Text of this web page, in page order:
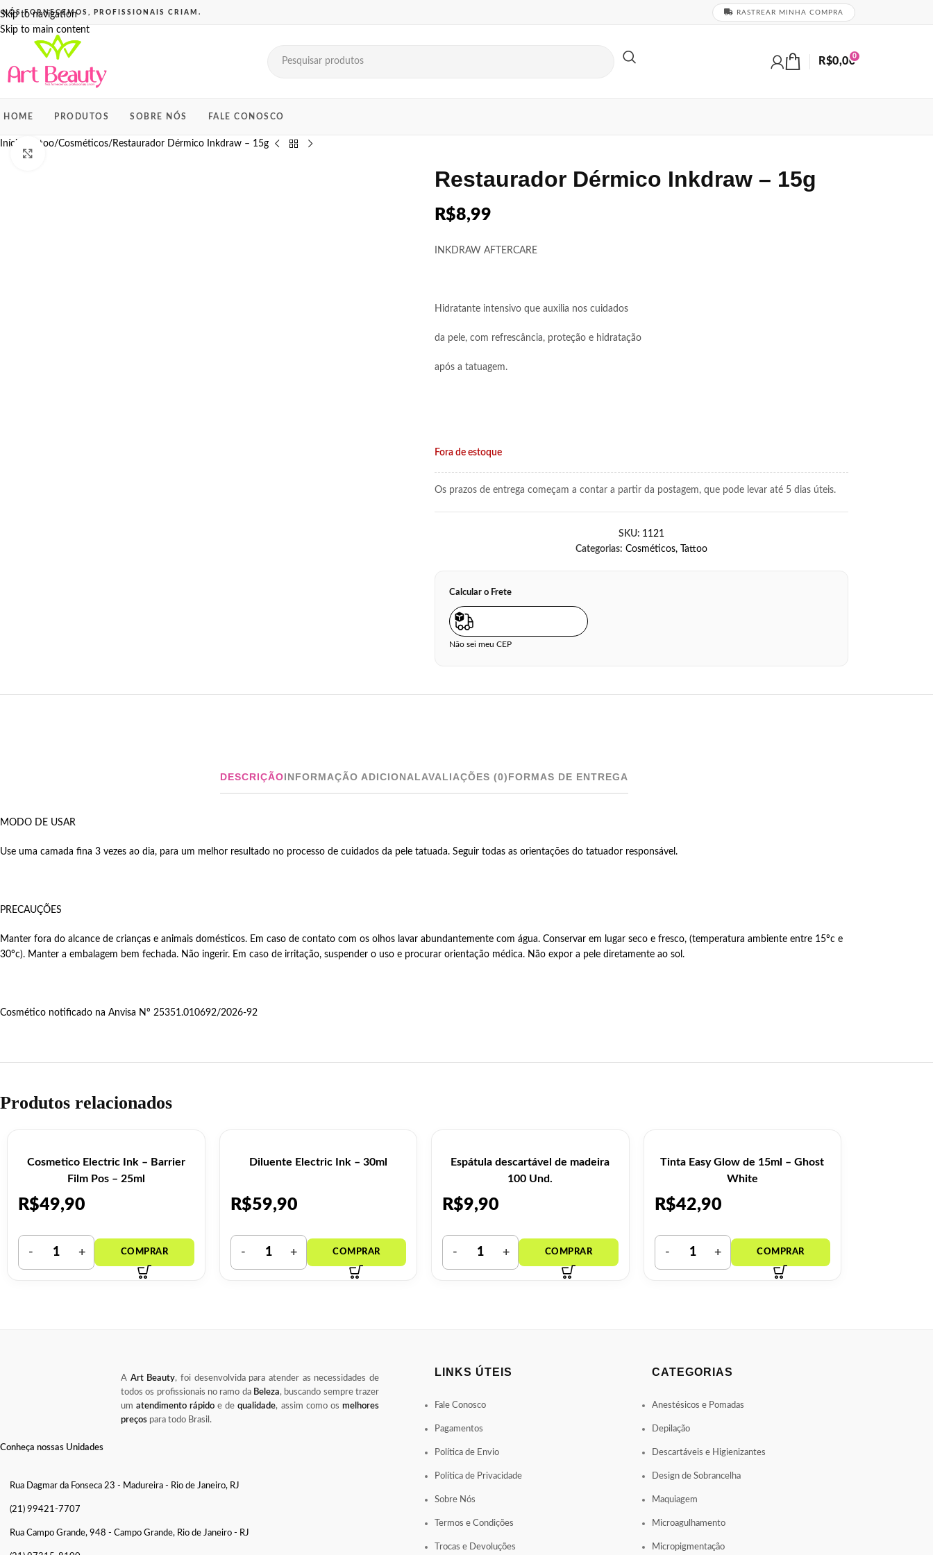
Skip to navigation
Skip to main content
RASTREAR MINHA COMPRA
0
R$0,00
HOME PRODUTOS SOBRE NÓS FALE CONOSCO
Início Tattoo Cosméticos Restaurador Dérmico Inkdraw – 15g
Restaurador Dérmico Inkdraw – 15g
R$8,99
INKDRAW AFTERCARE
Hidratante intensivo que auxilia nos cuidados
da pele, com refrescância, proteção e hidratação
após a tatuagem.
Fora de estoque
Os prazos de entrega começam a contar a partir da postagem, que pode levar até 5 dias úteis.
SKU: 1121
Categorias: Cosméticos, Tattoo
Calcular o Frete
Não sei meu CEP
DESCRIÇÃOINFORMAÇÃO ADICIONALAVALIAÇÕES (0)FORMAS DE ENTREGA
MODO DE USAR
Use uma camada fina 3 vezes ao dia, para um melhor resultado no processo de cuidados da pele tatuada. Seguir todas as orientações do tatuador responsável.
PRECAUÇÕES
Manter fora do alcance de crianças e animais domésticos. Em caso de contato com os olhos lavar abundantemente com água. Conservar em lugar seco e fresco, (temperatura ambiente entre 15ºc e
30ºc). Manter a embalagem bem fechada. Não ingerir. Em caso de irritação, suspender o uso e procurar orientação médica. Não expor a pele diretamente ao sol.
Cosmético notificado na Anvisa Nº 25351.010692/2026-92
Produtos relacionados
Cosmetico Electric Ink – Barrier
Film Pos – 25ml
R$49,90
Diluente Electric Ink – 30ml
R$59,90
Espátula descartável de madeira
100 Und.
R$9,90
Tinta Easy Glow de 15ml – Ghost
White
R$42,90
A Art Beauty, foi desenvolvida para atender as necessidades de
todos os profissionais no ramo da Beleza, buscando sempre trazer
um atendimento rápido e dequalidade, assim como os melhores
preçospara todo Brasil.
Conheça nossas Unidades
Rua Dagmar da Fonseca 23 - Madureira - Rio de Janeiro, RJ
(21) 99421-7707
Rua Campo Grande, 948 - Campo Grande, Rio de Janeiro - RJ
LINKS ÚTEIS
Fale Conosco
Pagamentos
Política de Envio
Política de Privacidade
Sobre Nós
Termos e Condições
Trocas e Devoluções
CATEGORIAS
Anestésicos e Pomadas
Depilação
Descartáveis e Higienizantes
Design de Sobrancelha
Maquiagem
Microagulhamento
Micropigmentação